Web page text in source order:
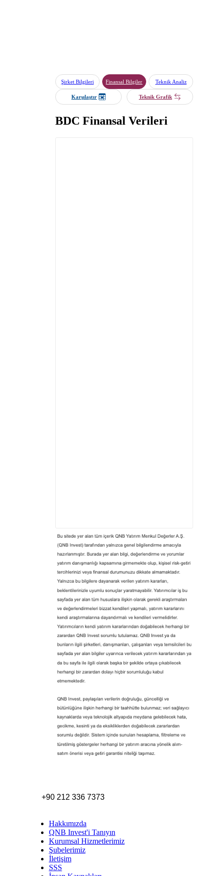
Şirket Bilgileri Finansal Bilgiler Teknik Analiz
Karşılaştır Teknik Grafik
BDC Finansal Verileri
+90 212 336 7373
Hakkımızda
QNB Invest'i Tanıyın
Kurumsal Hizmetlerimiz
Şubelerimiz
İletişim
SSS